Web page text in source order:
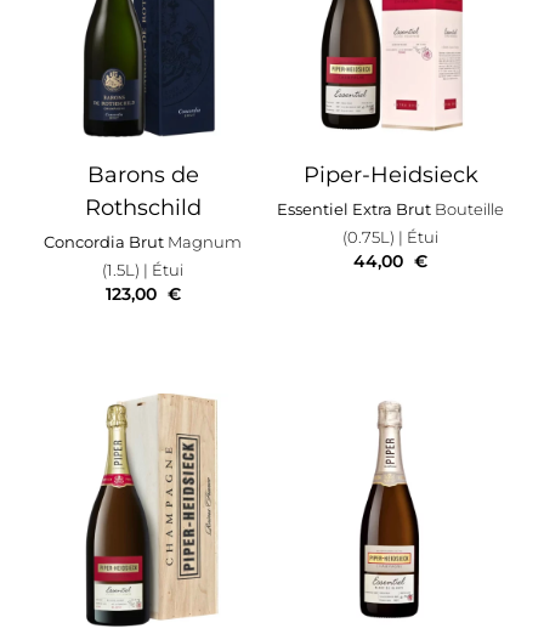
Barons de
Rothschild
Concordia Brut Magnum
(1.5L) | Étui
123,00 €
Piper-Heidsieck
Essentiel Extra Brut Bouteille
(0.75L) | Étui
44,00 €